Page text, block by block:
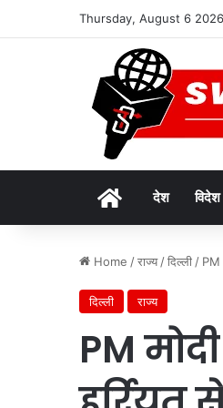
Thursday, August 6 2026
Homeदेश विदेश
Home /राज्य /दिल्ली / PM
दिल्ली राज्य
PM